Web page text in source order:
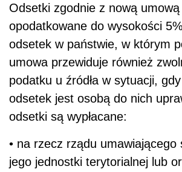
Odsetki zgodnie z nową
opodatkowane do wysokości
odsetek w państwie, w którym
umowa przewiduje również
podatku u źródła w sytuacji,
odsetek jest osobą do nich
odsetki są wypłacane:
• na rzecz rządu umawiającego
jego jednostki terytorialnej lub